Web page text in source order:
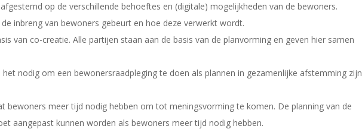
op de verschillende behoeftes en (digitale) mogelijkheden van de bewoners.
inbreng van bewoners gebeurt en hoe deze verwerkt wordt.
van co-creatie. Alle partijen staan aan de basis van de planvorming en geven hier samen
nodig om een bewonersraadpleging te doen als plannen in gezamenlijke afstemming zijn
bewoners meer tijd nodig hebben om tot meningsvorming te komen. De planning van de
aangepast kunnen worden als bewoners meer tijd nodig hebben.